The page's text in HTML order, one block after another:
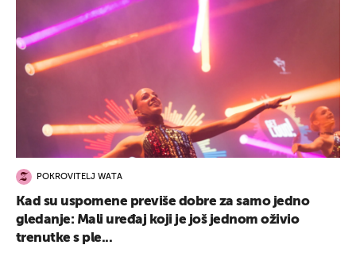
POKROVITELJ WATA
Kad su uspomene previše dobre za samo jedno
gledanje: Mali uređaj koji je još jednom oživio
trenutke s ple...